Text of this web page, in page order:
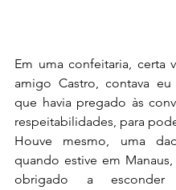
Em uma confeitaria, certa
amigo Castro, contava eu
que havia pregado às
respeitabilidades, para
Houve mesmo, uma
quando estive em
obrigado a